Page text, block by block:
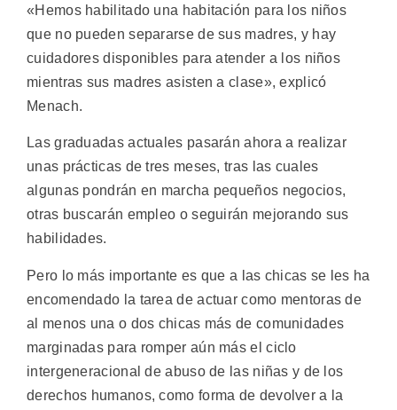
«Hemos habilitado una habitación para los niños
que no pueden separarse de sus madres, y hay
cuidadores disponibles para atender a los niños
mientras sus madres asisten a clase», explicó
Menach.
Las graduadas actuales pasarán ahora a realizar
unas prácticas de tres meses, tras las cuales
algunas pondrán en marcha pequeños negocios,
otras buscarán empleo o seguirán mejorando sus
habilidades.
Pero lo más importante es que a las chicas se les ha
encomendado la tarea de actuar como mentoras de
al menos una o dos chicas más de comunidades
marginadas para romper aún más el ciclo
intergeneracional de abuso de las niñas y de los
derechos humanos, como forma de devolver a la